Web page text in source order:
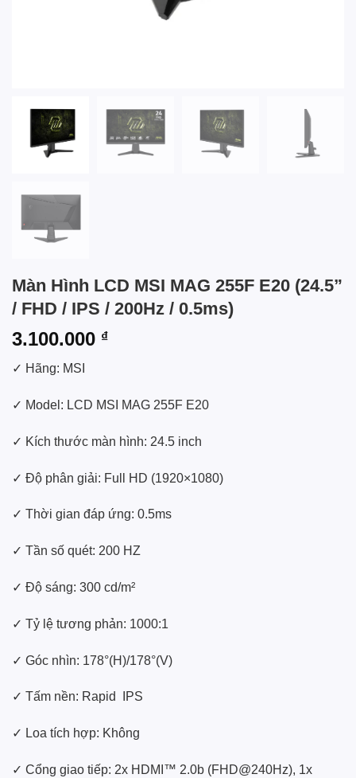
Màn Hình LCD MSI MAG 255F E20 (24.5”
/ FHD / IPS / 200Hz / 0.5ms)
3.100.000 ₫
✓ Hãng: MSI
✓ Model: LCD MSI MAG 255F E20
✓ Kích thước màn hình: 24.5 inch
✓ Độ phân giải: Full HD (1920×1080)
✓ Thời gian đáp ứng: 0.5ms
✓ Tần số quét: 200 HZ
✓ Độ sáng: 300 cd/m²
✓ Tỷ lệ tương phản: 1000:1
✓ Góc nhìn: 178°(H)/178°(V)
✓ Tấm nền: Rapid IPS
✓ Loa tích hợp: Không
✓ Cổng giao tiếp: 2x HDMI™ 2.0b (FHD@240Hz), 1x